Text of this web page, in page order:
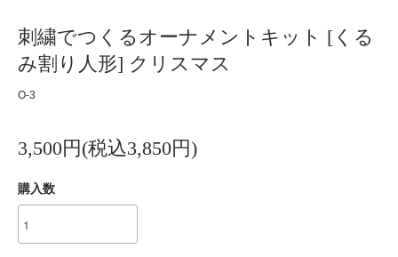
刺繍でつくるオーナメントキット [くる
み割り人形] クリスマス
O-3
3,500円(税込3,850円)
購入数